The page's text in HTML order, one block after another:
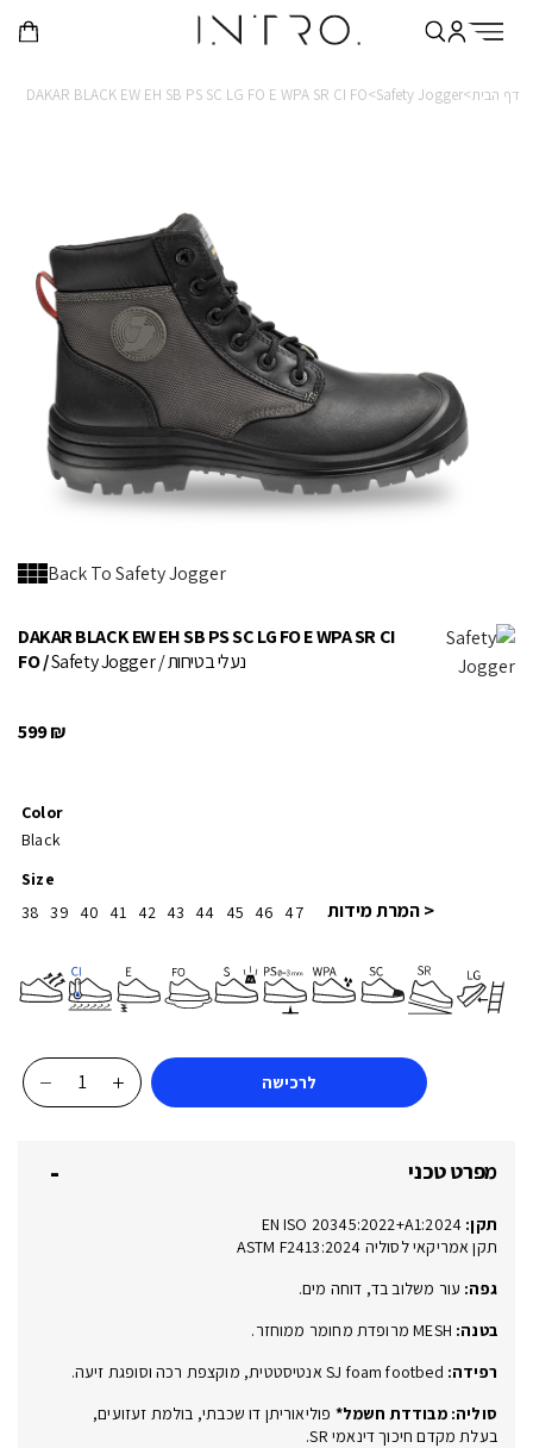
דף הבית>Safety Jogger>
DAKAR BLACK EW EH SB PS SC LG FO E WPA SR CI FO
Back To Safety Jogger
DAKAR BLACK EW EH SB PS SC LG FO E WPA SR CI
FO /Safety Jogger / נעלי בטיחות
599₪
Color
Black
Size
38 39 40 41 42 43 44 45 46 47 < המרת מידות
כמות
BLACK
לרכישה
מפרט טכני
תקן:
תקן אמריקאי לסוליה ASTM F2413:2024
גפה: עור משלוב בד, דוחה מים.
בטנה:
רפידה:
סוליה: מבודדת חשמל* פוליאוריתן דו שכבתי, בולמת זעזועים,
בעלת מקדם חיכוך דינאמי SR.